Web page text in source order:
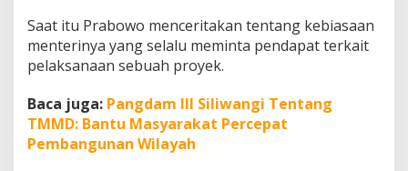
a
n
y
a
o
a
l
P
Saat itu Prabowo menceritakan tentang kebiasaan
menterinya yang selalu meminta pendapat terkait
pelaksanaan sebuah proyek.
Baca juga: Pangdam III Siliwangi Tentang
TMMD: Bantu Masyarakat Percepat
Pembangunan Wilayah